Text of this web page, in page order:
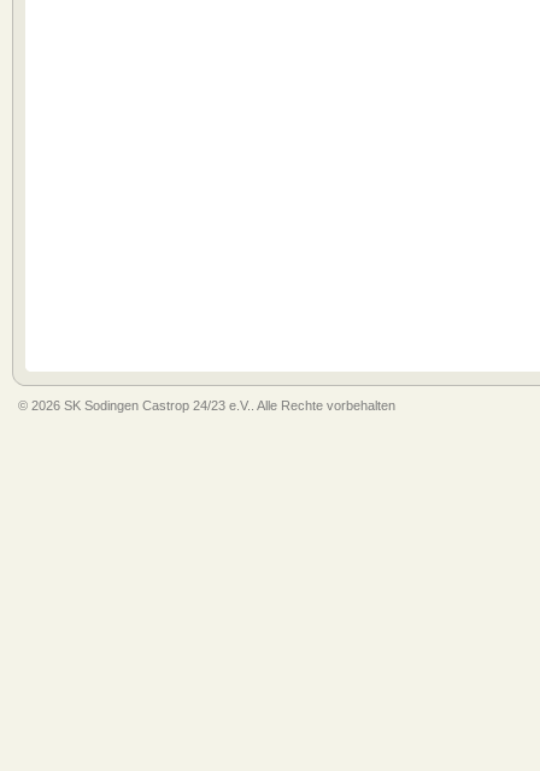
© 2026 SK Sodingen Castrop 24/23 e.V.. Alle Rechte vorbehalten